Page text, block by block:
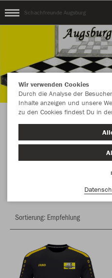
Schachfreunde Augsburg
Herzlich
Wir verwenden Cookies
Durch die Analyse der
Inhalte anzeigen und unsere
zu den Cookies findest Du in